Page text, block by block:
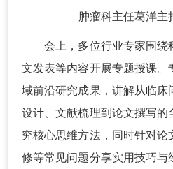
肿瘤科主任葛洋主
会上，多位行业专家围绕
文发表等内容开展专题授课。
域前沿研究成果，讲解从临床
设计、文献梳理到论文撰写的
究核心思维方法，同时针对论
修等常见问题分享实用技巧与